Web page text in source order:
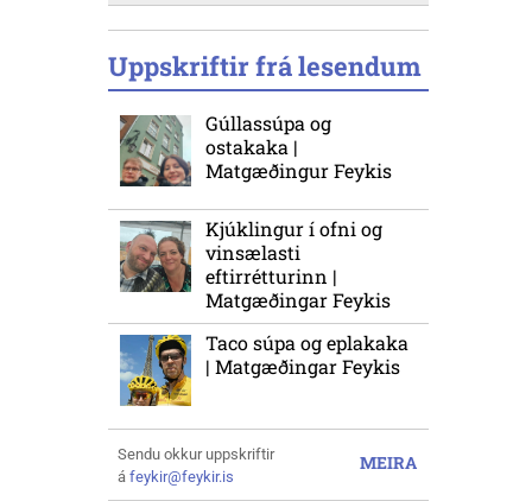
Uppskriftir frá lesendum
Gúllassúpa og
ostakaka |
Matgæðingur Feykis
Kjúklingur í ofni og
vinsælasti
eftirrétturinn |
Matgæðingar Feykis
Taco súpa og eplakaka
| Matgæðingar Feykis
MEIRA
Sendu okkur uppskriftir
á feykir@feykir.is